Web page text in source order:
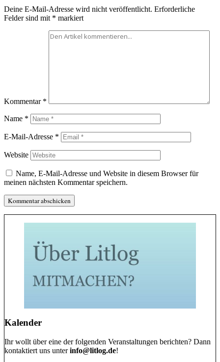
Deine E-Mail-Adresse wird nicht veröffentlicht. Erforderliche
Felder sind mit * markiert
Kommentar *
Name *
E-Mail-Adresse *
Website
Name, E-Mail-Adresse und Website in diesem Browser für
meinen nächsten Kommentar speichern.
Kalender
Ihr wollt über eine der folgenden Veranstaltungen berichten? Dann
kontaktiert uns unterinfo@litlog.de!